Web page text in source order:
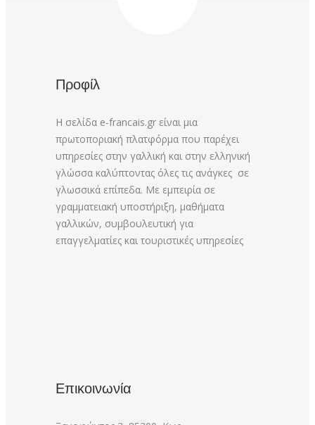
Προφίλ
Η σελίδα e-francais.gr είναι μια
πρωτοποριακή πλατφόρμα που παρέχει
υπηρεσίες στην γαλλική και στην ελληνική
γλώσσα καλύπτοντας όλες τις ανάγκες σε
γλωσσικά επίπεδα. Με εμπειρία σε
γραμματειακή υποστήριξη, μαθήματα
γαλλικών, συμβουλευτική για
επαγγελματίες και τουριστικές υπηρεσίες
Επικοινωνία